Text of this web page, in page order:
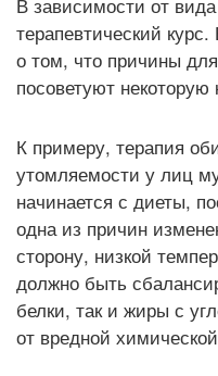
В зависимости от
терапевтический
о том, что причины
посоветуют
К примеру, терапия
утомляемости у лиц
начинается с диеты,
одна из причин
сторону, низкой
должно быть
белки, так и жиры с
от вредной